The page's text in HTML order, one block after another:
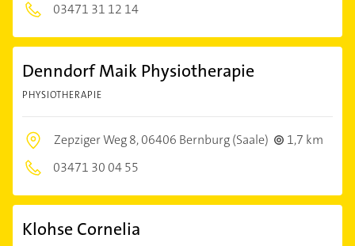
03471 31 12 14
Denndorf Maik Physiotherapie
PHYSIOTHERAPIE
Zepziger Weg 8,06406 Bernburg (Saale)
1,7 km
03471 30 04 55
Klohse Cornelia